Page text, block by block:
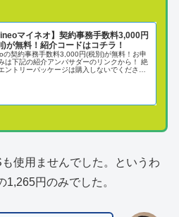
マイネオ】契約事務手数料3,000円
)が無料！紹介コードはコチラ！
の契約事務手数料3,000円(税別)が無料！お申
は下記の紹介アンバサダーのリンクから！ 絶
ントリーパッケージは購入しないでくださ
使用ませんでした。というわ
円のみでした。